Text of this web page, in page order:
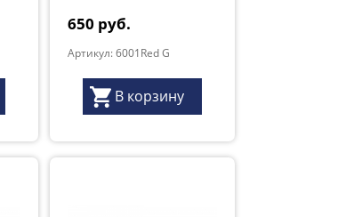
650 руб.
Артикул: 6001Red G
В корзину